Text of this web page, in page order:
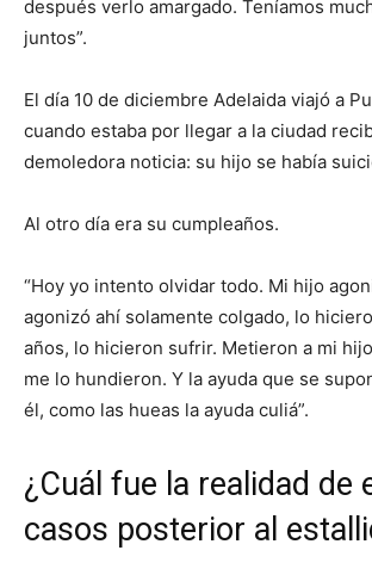
después verlo amargado. Teníamos
juntos”.
El día 10 de diciembre Adelaida viajó a
cuando estaba por llegar a la ciudad
demoledora noticia: su hijo se había
Al otro día era su cumpleaños.
“Hoy yo intento olvidar todo. Mi hijo
agonizó ahí solamente colgado, lo
años, lo hicieron sufrir. Metieron a mi
me lo hundieron. Y la ayuda que se
él, como las hueas la ayuda culiá”.
¿Cuál fue la realidad de
casos posterior al